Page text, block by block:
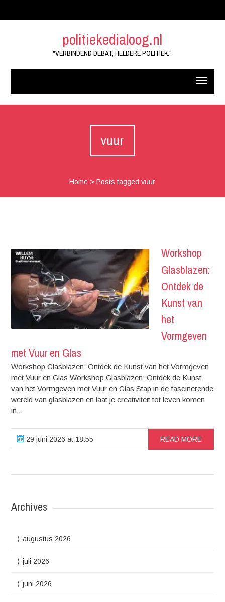
politiekedialoog.nl
"VERBINDEND DEBAT, HELDERE POLITIEK."
vuur
Home >Posts tagged vuur
Workshop
Glasblazen:
Ontdek de
Kunst van
het
Vormgeven
met Vuur en Glas
Workshop Glasblazen: Ontdek de Kunst van het Vormgeven
met Vuur en Glas Workshop Glasblazen: Ontdek de Kunst
van het Vormgeven met Vuur en Glas Stap in de fascinerende
wereld van glasblazen en laat je creativiteit tot leven komen
in...
29 juni 2026 at 18:55 READ MORE
Archives
augustus 2026
juli 2026
juni 2026